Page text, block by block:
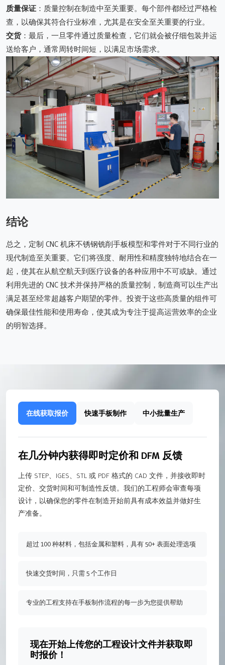
质量保证 ：质量控制在制造中至关重要。每个部件都经过严格检
查，以确保其符合行业标准，尤其是在安全至关重要的行业。
交货：最后，一旦零件通过质量检查，它们就会被仔细包装并运
送给客户，通常周转时间短，以满足市场需求。
结论
总之，定制 CNC 机床不锈钢铣削手板模型和零件对于不同行业的
现代制造至关重要。它们将强度、耐用性和精度独特地结合在一
起，使其在从航空航天到医疗设备的各种应用中不可或缺。通过
利用先进的 CNC 技术并保持严格的质量控制，制造商可以生产出
满足甚至经常超越客户期望的零件。投资于这些高质量的组件可
确保最佳性能和使用寿命，使其成为专注于提高运营效率的企业
的明智选择。
在线获取报价 快速手板制作 中小批量生产
在几分钟内获得即时定价和 DFM 反馈
上传 STEP、IGES、STL 或 PDF 格式的 CAD 文件，并接收即时
定价、交货时间和可制造性反馈。我们的工程师会审查每项
设计，以确保您的零件在制造开始前具有成本效益并做好生
产准备。
超过 100 种材料，包括金属和塑料，具有 50+ 表面处理选项
快速交货时间，只需 5 个工作日
专业的工程支持在手板制作流程的每一步为您提供帮助
现在开始上传您的工程设计文件并获取即
时报价！